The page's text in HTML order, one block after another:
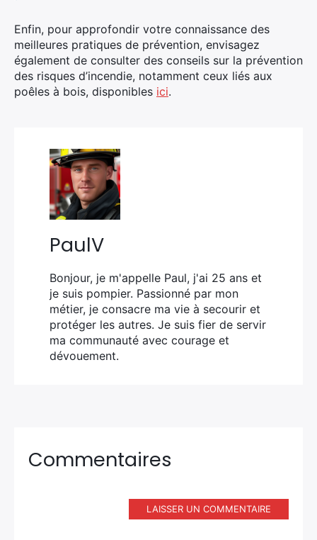
Enfin, pour approfondir votre connaissance des
meilleures pratiques de prévention, envisagez
également de consulter des conseils sur la prévention
des risques d’incendie, notamment ceux liés aux
poêles à bois, disponibles ici.
PaulV
Bonjour, je m'appelle Paul, j'ai 25 ans et
je suis pompier. Passionné par mon
métier, je consacre ma vie à secourir et
protéger les autres. Je suis fier de servir
ma communauté avec courage et
dévouement.
Commentaires
LAISSER UN COMMENTAIRE